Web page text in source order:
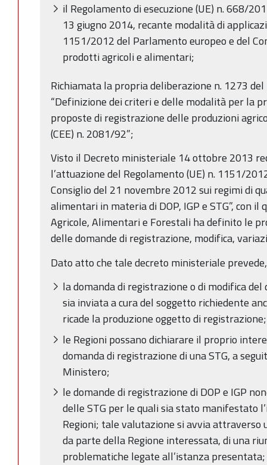
il Regolamento di esecuzione (UE) n. 668/
13 giugno 2014, recante modalità di
1151/2012 del Parlamento europeo e del
prodotti agricoli e alimentari;
Richiamata la propria deliberazione n. 1273
“Definizione dei criteri e delle modalità per la
proposte di registrazione delle produzioni
(CEE) n. 2081/92”;
Visto il Decreto ministeriale 14 ottobre 2013
l’attuazione del Regolamento (UE) n. 1151/
Consiglio del 21 novembre 2012 sui regimi di
alimentari in materia di DOP, IGP e STG”, con
Agricole, Alimentari e Forestali ha definito le
delle domande di registrazione, modifica,
Dato atto che tale decreto ministeriale
la domanda di registrazione o di modifica del
sia inviata a cura del soggetto richiedente
ricade la produzione oggetto di registrazione;
le Regioni possano dichiarare il proprio
domanda di registrazione di una STG, a
Ministero;
le domande di registrazione di DOP e IGP
delle STG per le quali sia stato manifestato
Regioni; tale valutazione si avvia
da parte della Regione interessata, di una
problematiche legate all’istanza presentata;